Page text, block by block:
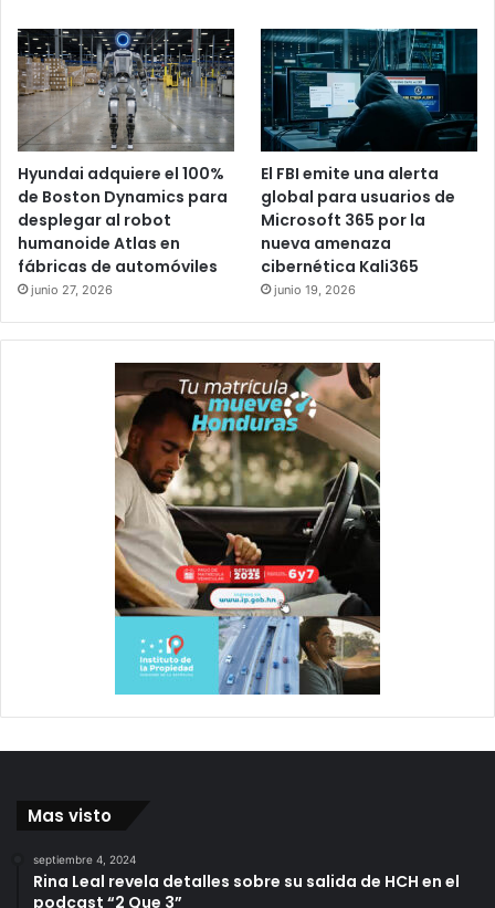
Hyundai adquiere el 100%
de Boston Dynamics para
desplegar al robot
humanoide Atlas en
fábricas de automóviles
junio 27, 2026
El FBI emite una alerta
global para usuarios de
Microsoft 365 por la
nueva amenaza
cibernética Kali365
junio 19, 2026
Mas visto
septiembre 4, 2024
Rina Leal revela detalles sobre su salida de HCH en el
podcast “2 Que 3”